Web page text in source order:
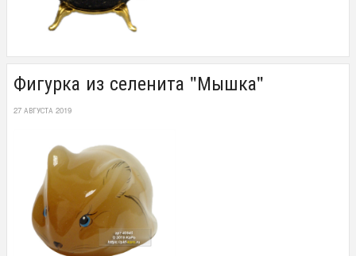
Фигурка из селенита "Мышка"
27 АВГУСТА 2019